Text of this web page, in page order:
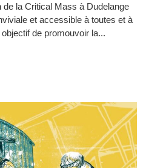
de la Critical Mass à Dudelange
et accessible à toutes et à
de promouvoir la...